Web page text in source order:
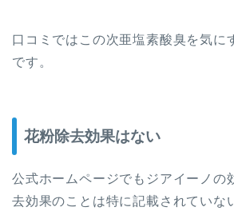
口コミではこの次亜塩素酸臭を気に
です。
花粉除去効果はない
公式ホームページでもジアイーノの
去効果のことは特に記載されていな